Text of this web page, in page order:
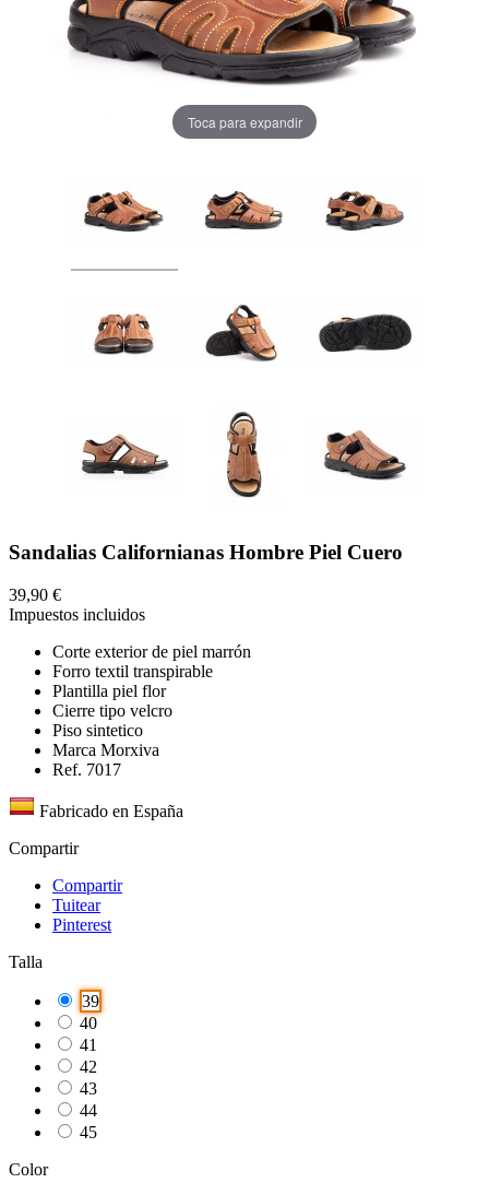
Toca para expandir
Sandalias Californianas Hombre Piel Cuero
39,90 €
Impuestos incluidos
Corte exterior de piel marrón
Forro textil transpirable
Plantilla piel flor
Cierre tipo velcro
Piso sintetico
Marca Morxiva
Ref. 7017
Fabricado en España
Compartir
Compartir
Tuitear
Pinterest
Talla
39
40
41
42
43
44
45
Color